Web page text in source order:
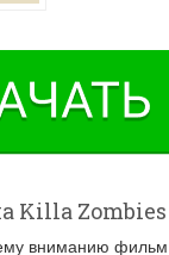
Killa Zombies
вниманию фильм